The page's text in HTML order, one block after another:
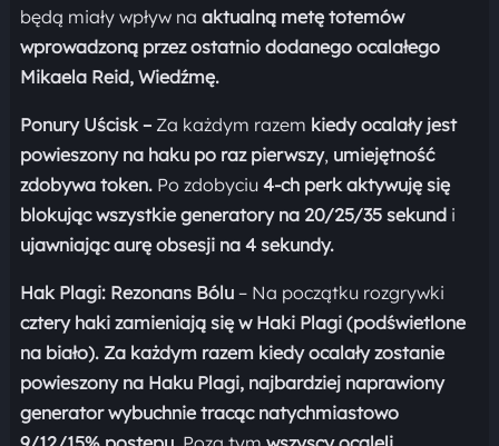
będą miały wpływ na aktualną metę totemów
wprowadzoną przez ostatnio dodanego ocalałego
Mikaela Reid, Wiedźmę.
Ponury Uścisk –Za każdym razem kiedy ocalały jest
powieszony na haku po raz pierwszy, umiejętność
zdobywa token.Po zdobyciu 4-ch perk aktywuję się
blokując wszystkie generatory na 20/25/35 sekundi
ujawniając aurę obsesji na 4 sekundy.
Hak Plagi: Rezonans Bólu– Na początku rozgrywki
cztery haki zamieniają się w Haki Plagi (podświetlone
na biało). Za każdym razem kiedy ocalały zostanie
powieszony na Haku Plagi, najbardziej naprawiony
generator wybuchnie tracąc natychmiastowo